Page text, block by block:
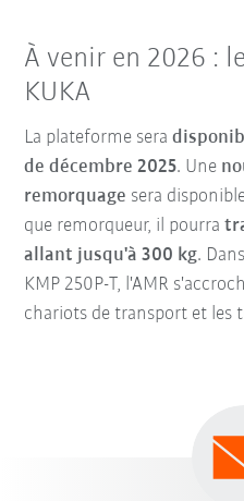
À venir en 2026 :
KUKA
La plateforme sera
de décembre 2025. Une
remorquage sera
que remorqueur, il pourra
allant jusqu'à 300 kg.
KMP 250P-T, l'AMR
chariots de transport et les